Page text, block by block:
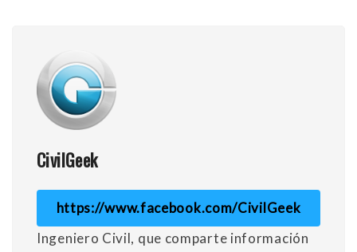
CivilGeek
https://www.facebook.com/CivilGeek
Ingeniero Civil, que comparte información